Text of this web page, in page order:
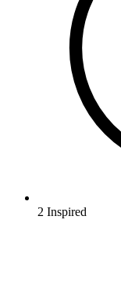
2 Inspired